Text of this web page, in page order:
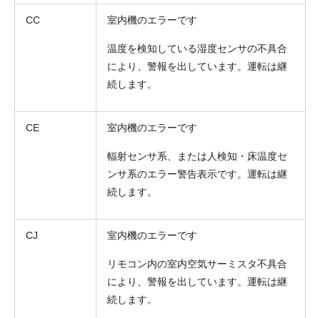
CC 室内機のエラーです
温度を検知している湿度センサの不具合
により、警報を出しています。運転は継
続します。
CE 室内機のエラーです
輻射センサ系、または人検知・床温度セ
ンサ系のエラー警告表示です。運転は継
続します。
CJ 室内機のエラーです
リモコン内の室内空気サーミスタ不具合
により、警報を出しています。運転は継
続します。